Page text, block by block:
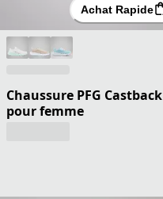
Achat Rapide
Chaussure PFG Castback
pour femme